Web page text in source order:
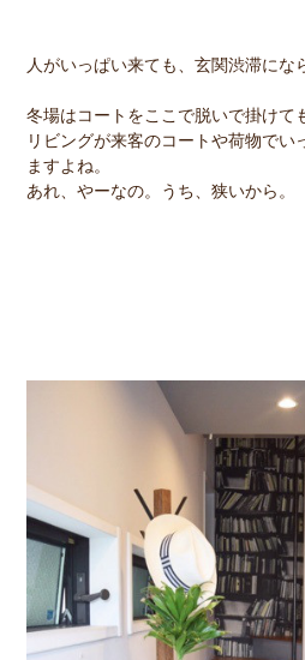
人がいっぱい来ても、玄関渋滞に
冬場はコートをここで脱いで掛けて
リビングが来客のコートや荷物でい
ますよね。
あれ、やーなの。うち、狭いから。